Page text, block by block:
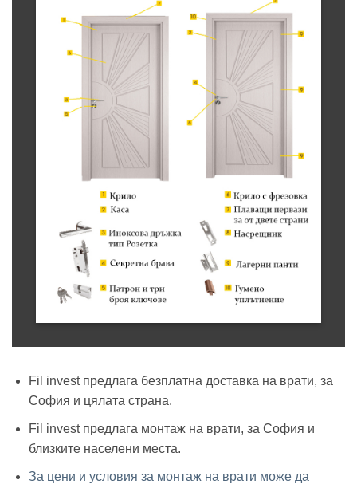
Fil invest предлага безплатна доставка на врати, за
София и цялата страна.
Fil invest предлага монтаж на врати, за София и
близките населени места.
За цени и условия за монтаж на врати може да